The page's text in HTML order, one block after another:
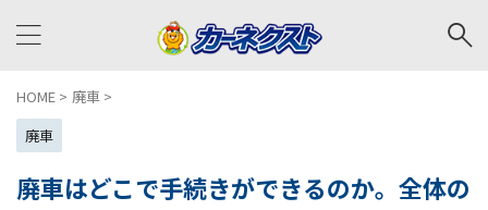
HOME > 廃車 >
廃車
廃車はどこで手続きができるのか。全体の